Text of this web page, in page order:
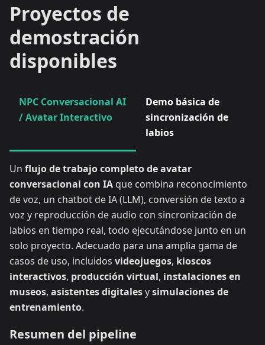
Proyectos de
demostración
disponibles
NPC Conversacional AI
/ Avatar Interactivo
Demo básica de
sincronización de
labios
Un flujo de trabajo completo de avatar
conversacional con IA que combina reconocimiento
de voz, un chatbot de IA (LLM), conversión de texto a
voz y reproducción de audio con sincronización de
labios en tiempo real, todo ejecutándose junto en un
solo proyecto. Adecuado para una amplia gama de
casos de uso, incluidos videojuegos, kioscos
interactivos, producción virtual, instalaciones en
museos, asistentes digitalesysimulaciones de
entrenamiento.
Resumen del pipeline